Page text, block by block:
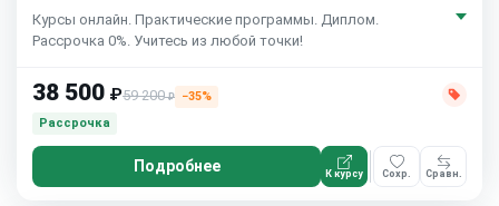
Курсы онлайн. Практические программы. Диплом.
Рассрочка 0%. Учитесь из любой точки!
38 500 ₽59 200₽
−35%
Рассрочка
Подробнее К курсу Сохр. Сравн.